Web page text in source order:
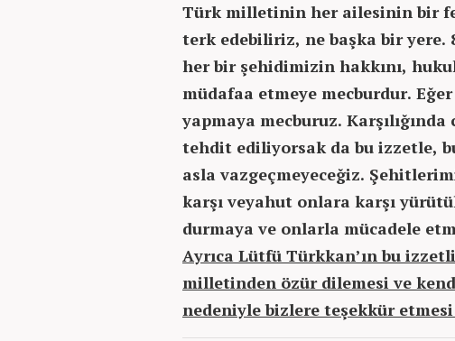
Türk milletinin her ailesinin bir
terk edebiliriz, ne başka bir yere.
her bir şehidimizin hakkını,
müdafaa etmeye mecburdur.
yapmaya mecburuz.
tehdit ediliyorsak da bu izzetle,
asla vazgeçmeyeceğiz.
karşı veyahut onlara karşı
durmaya ve onlarla mücadele
Ayrıca Lütfü Türkkan’ın bu
milletinden özür dilemesi ve
nedeniyle bizlere teşekkür